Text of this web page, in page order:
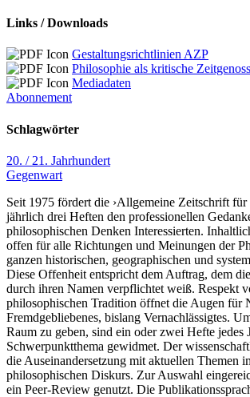
Links / Downloads
Gestaltungsrichtlinien AZP
Philosophie als kritische
Mediadaten
Abonnement
Schlagwörter
20. / 21. Jahrhundert
Gegenwart
Seit 1975 fördert die ›Allgemeine Zeitschrift für
jährlich drei Heften den professionellen
philosophischen Denken Interessierten.
offen für alle Richtungen und Meinungen der
ganzen historischen, geographischen und
Diese Offenheit entspricht dem Auftrag, dem
durch ihren Namen verpflichtet weiß. Respekt
philosophischen Tradition öffnet die Augen für
Fremdgebliebenes, bislang Vernachlässigtes.
Raum zu geben, sind ein oder zwei Hefte jedes
Schwerpunktthema gewidmet. Der
die Auseinandersetzung mit aktuellen Themen
philosophischen Diskurs. Zur Auswahl
ein Peer-Review genutzt. Die